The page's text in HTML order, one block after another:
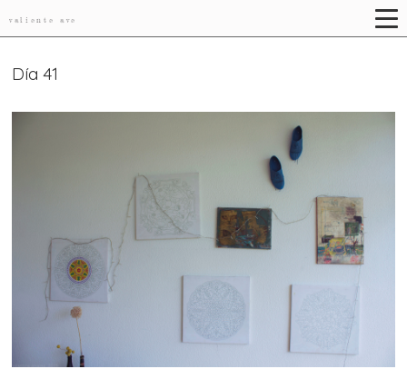
valiente ave
Día 41